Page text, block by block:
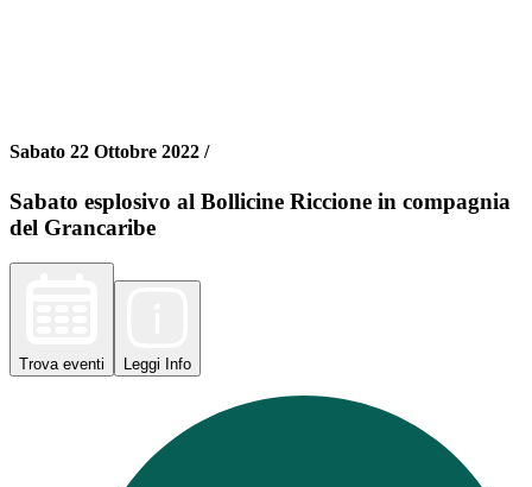
Sabato 22 Ottobre 2022 /
Sabato esplosivo al Bollicine Riccione in compagnia
del Grancaribe
Trova eventi Leggi Info